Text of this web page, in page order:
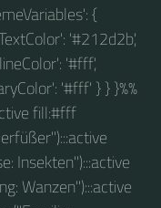
{
'#212d2b',
'#fff',
'#fff' } } }%%
fill:#fff
Insekten"):::active
Wanzen"):::active